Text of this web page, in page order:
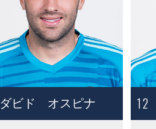
ダビド オスピナ 12